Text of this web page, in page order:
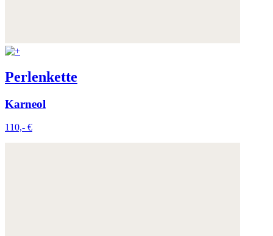
Perlenkette
Karneol
110,- €